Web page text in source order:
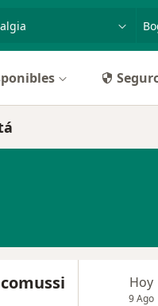
enfermedad o p.
Hoy
9 Ago